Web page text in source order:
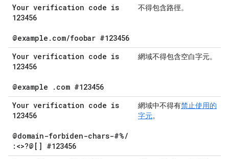
Your verification code is
123456
@example . com/foobar #123456
不得包含路徑。
Your verification code is
123456
@example . com #123456
網域不得包含空白字元。
Your verification code is
123456
@domain-forbiden-chars-#%/
:<>?@[] #123456
網域中不得有禁止使用的
字元。